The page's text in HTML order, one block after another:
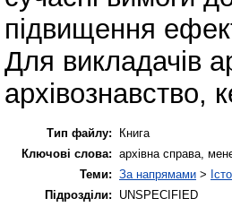
підвищення
Для викладачів
архівознавство,
Тип файлу:
Книга
Ключові слова: архівна справа,
Теми: За напрямами >
Підрозділи:
UNSPECIFIED